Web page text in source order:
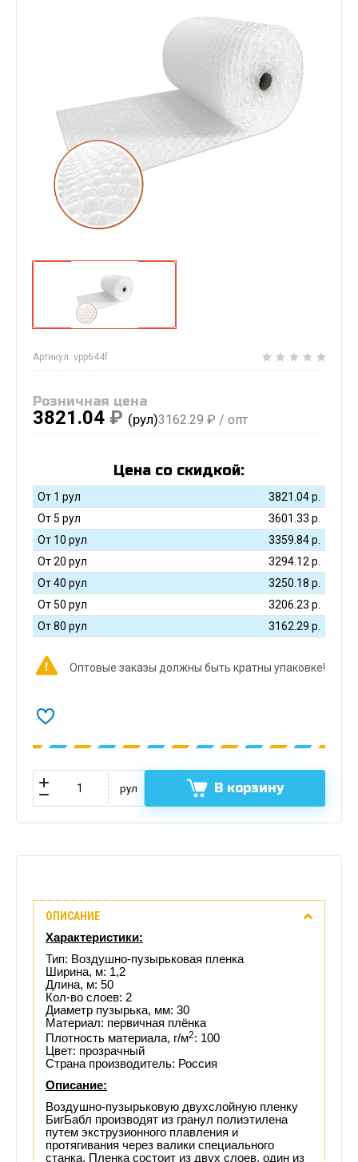
Артикул: vpp644f
Розничная цена
3821.04 ₽ (рул)3162.29 ₽ / опт
Цена со скидкой:
От 1 рул 3821.04р.
От 5 рул
3601.33 р.
От 10 рул
3359.84р.
От 20 рул
3294.12 р.
От 40 рул
3250.18 р.
От 50 рул
3206.23 р.
От 80 рул
3162.29 р.
Оптовые заказы должны быть кратны упаковке!
рул В корзину
Отзывы
(0)
Доставка
этого
товара
ОПИСАНИЕ
Характеристики:
Тип: Воздушно-пузырьковая пленка
Ширина, м: 1,2
Длина, м: 50
Кол-во слоев: 2
Диаметр пузырька, мм: 30
Материал: первичная плёнка
Плотность материала, г/м2: 100
Цвет: прозрачный
Страна производитель: Россия
Описание:
Воздушно-пузырьковую двухслойную пленку
БигБабл производят из гранул полиэтилена
путем экструзионного плавления и
протягивания через валики специального
станка. Пленка состоит из двух слоев, один из